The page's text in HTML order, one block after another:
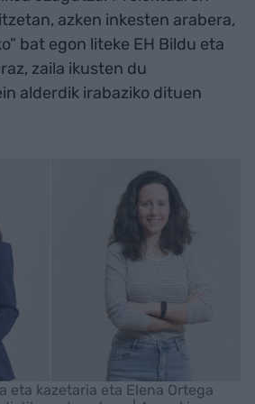
azken inkesten arabera,
bat egon liteke EH Bildu eta
zaila ikusten du
alderdik irabaziko dituen
eta kazetaria eta Elena Ortega